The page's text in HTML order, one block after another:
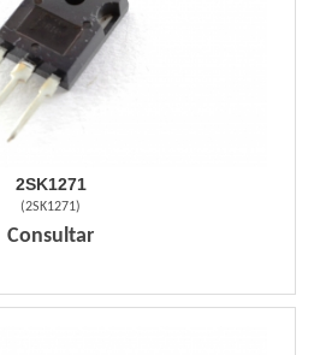
2SK1271
(2SK1271)
Consultar